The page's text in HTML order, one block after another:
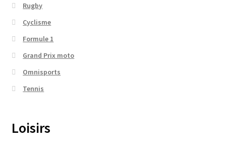
Rugby
Cyclisme
Formule 1
Grand Prix moto
Omnisports
Tennis
Loisirs